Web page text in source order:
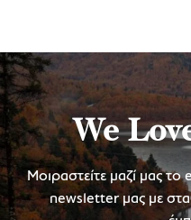
We
Μοιραστείτε μαζί μας το
newsletter μας με